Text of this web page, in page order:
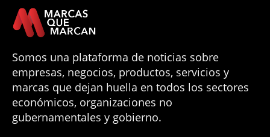
Somos una plataforma de noticias sobre
empresas, negocios, productos, servicios y
marcas que dejan huella en todos los sectores
económicos, organizaciones no
gubernamentales y gobierno.